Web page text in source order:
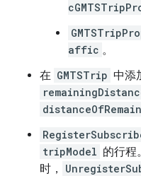
affic 。
在 GMTSTrip 中添
tripModel 的行程
时，